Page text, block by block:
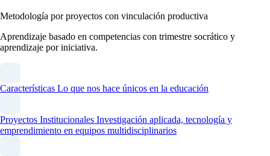
Metodología por proyectos con vinculación productiva
Aprendizaje basado en competencias con trimestre socrático y
aprendizaje por iniciativa.
Características Lo que nos hace únicos en la educación
Proyectos Institucionales Investigación aplicada, tecnología y
emprendimiento en equipos multidisciplinarios